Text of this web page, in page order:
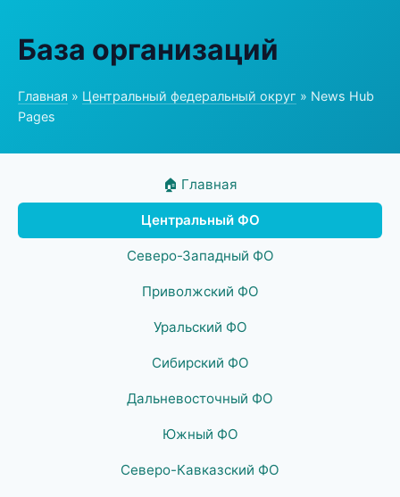
База организаций
Главная » Центральный федеральный округ » News Hub
Pages
🏠 Главная
Центральный ФО
Северо-Западный ФО
Приволжский ФО
Уральский ФО
Сибирский ФО
Дальневосточный ФО
Южный ФО
Северо-Кавказский ФО